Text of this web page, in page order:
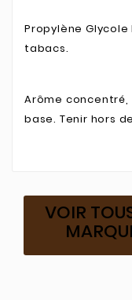
Propylène Glycole
tabacs.
Arôme
base. Tenir hors
VOIR